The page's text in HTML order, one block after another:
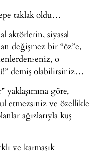
taklak oldu…
aktörlerin, siyasal
değişmez bir “öz”e,
o
demiş olabilirsiniz…
göre,
etmezsiniz ve özellikle
ağızlarıyla kuş
ve karmaşık